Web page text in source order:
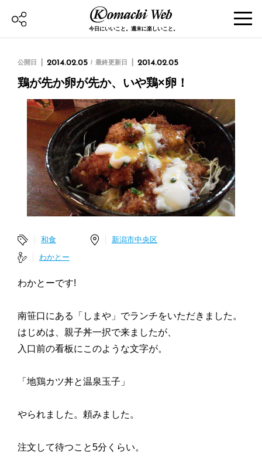
今日にいいこと。週末に楽しいこと。
公開日 2014.02.05 最終更新日 2014.02.05
鶏が先か卵が先か、いや鶏×卵！
和食
新潟市中央区
わかとー
わかとーです!
南笹口にある「しまや」でランチをいただきました。
はじめは、親子丼一択で来ましたが、
入口前の看板にこのような文字が。
「地鶏カツ丼と温泉玉子」
やられました。頼みました。
注文して待つこと5分くらい。